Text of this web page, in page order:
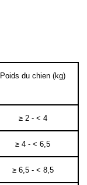
Poids du chien (kg)
≥ 2 - < 4
≥ 4 - < 6,5
≥ 6,5 - < 8,5